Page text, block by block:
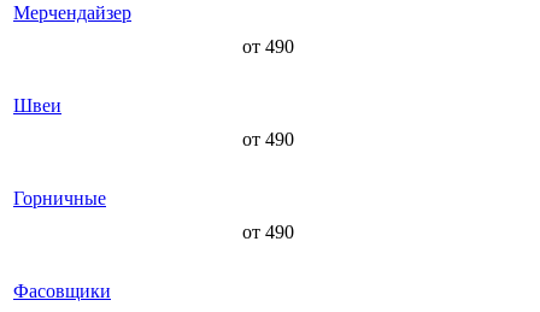
Мерчендайзер
от 490
Швеи
от 490
Горничные
от 490
Фасовщики